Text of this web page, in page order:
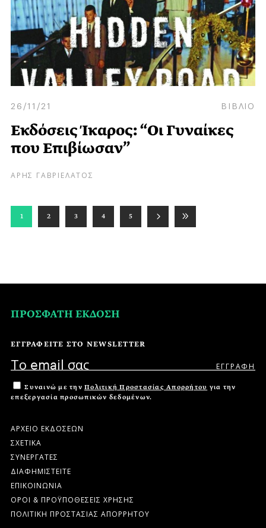
26/11/21 ΒΙΒΛΙΟ
Εκδόσεις Ίκαρος: “Οι Γυναίκες
που Επιβίωσαν”
ΑΡΗΣ ΓΑΒΡΙΕΛΑΤΟΣ
1 2 3 4 5
ΠΡΟΣΦΑΤΗ ΕΚΔΟΣΗ
ΕΓΓΡΑΦΕΙΤΕ ΣΤΟ NEWSLETTER
Συναινώ με την Πολιτική Προστασίας Απορρήτου για την
επεξεργασία προσωπικών δεδομένων.
ΑΡΧΕΙΟ ΕΚΔΟΣΕΩΝ
ΣΧΕΤΙΚΑ
ΣΥΝΕΡΓΑΤΕΣ
ΔΙΑΦΗΜΙΣΤΕΙΤΕ
ΕΠΙΚΟΙΝΩΝΙΑ
ΟΡΟΙ & ΠΡΟΫΠΟΘΕΣΕΙΣ ΧΡΗΣΗΣ
ΠΟΛΙΤΙΚΗ ΠΡΟΣΤΑΣΙΑΣ ΑΠΟΡΡΗΤΟΥ